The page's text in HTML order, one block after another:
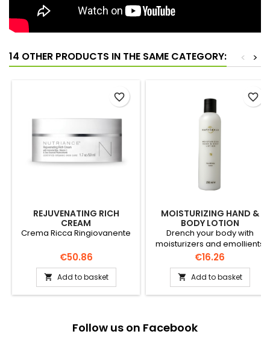
14 OTHER PRODUCTS IN THE SAME CATEGORY: >
<
REJUVENATING RICH
CREAM
Crema Ricca Ringiovanente
Price
€50.86
 Add to basket
favorite_border
MOISTURIZING HAND &
BODY LOTION
Drench your body with
moisturizers and emollients
Price
€16.26
 Add to basket
favorite_border
Follow us on Facebook